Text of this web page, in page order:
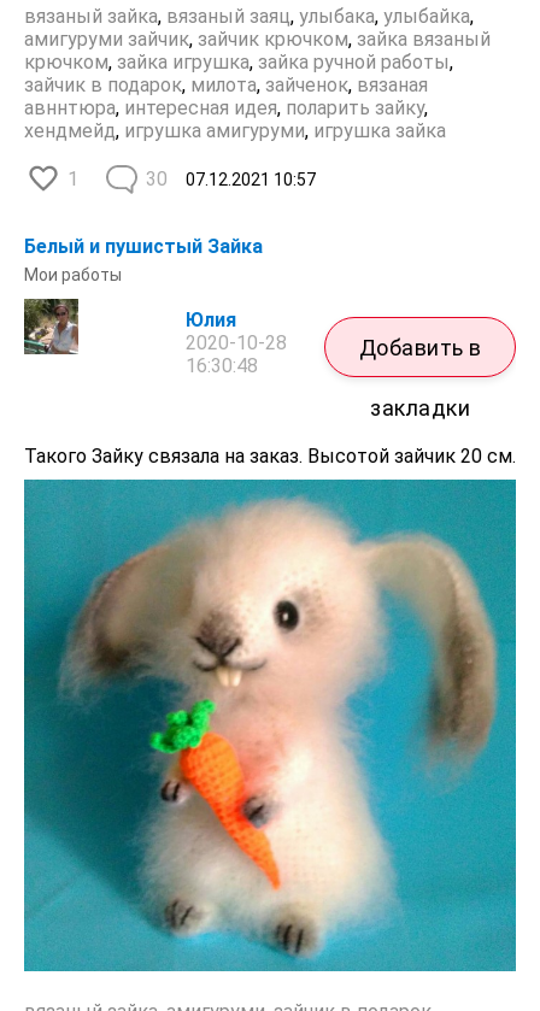
вязаный зайка, вязаный заяц, улыбака, улыбайка,
амигуруми зайчик, зайчик крючком, зайка вязаный
крючком, зайка игрушка, зайка ручной работы,
зайчик в подарок, милота, зайченок, вязаная
авннтюра, интересная идея, поларить зайку,
хендмейд, игрушка амигуруми, игрушка зайка
1 07.12.2021 10:57
30
Белый и пушистый Зайка
Мои работы
Юлия
2020-10-28
16:30:48
Добавить в
закладки
Такого Зайку связала на заказ. Высотой зайчик 20 см.